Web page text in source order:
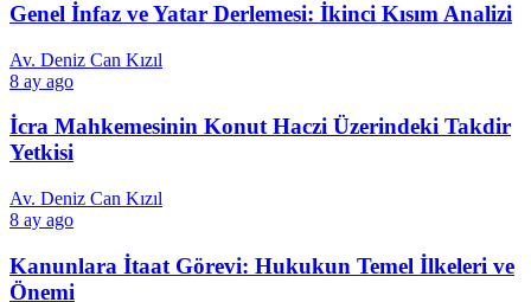
Genel İnfaz ve Yatar Derlemesi: İkinci Kısım Analizi
Av. Deniz Can Kızıl
8 ay ago
İcra Mahkemesinin Konut Haczi Üzerindeki Takdir
Yetkisi
Av. Deniz Can Kızıl
8 ay ago
Kanunlara İtaat Görevi: Hukukun Temel İlkeleri ve
Önemi